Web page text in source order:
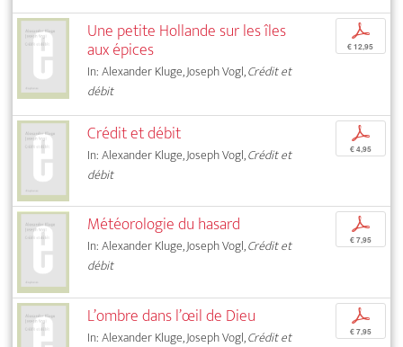
Une petite Hollande sur les îles
aux épices
In: Alexander Kluge, Joseph Vogl,Crédit et
débit
p
€ 12,95
Crédit et débit
In: Alexander Kluge, Joseph Vogl,Crédit et
débit
p
€ 4,95
Météorologie du hasard
In: Alexander Kluge, Joseph Vogl,Crédit et
débit
p
€ 7,95
L’ombre dans l’œil de Dieu
In: Alexander Kluge, Joseph Vogl,Crédit et
p
€ 7,95